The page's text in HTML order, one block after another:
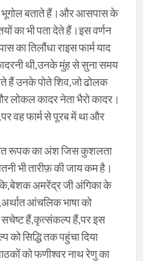
भूगोल बताते हैं।और आसपास के
का भी पता देते हैं।इस वर्णन
का तिलौंधा राइस फार्म याद
थी,उनके मुंह से सुना समय
हैं उनके पोते शिव,जो ढोलक
लोकल कादर नेता भैरो कादर।
वह फार्म से पूरब में था और
रूपक का अंश जिस कुशलता
भी तारीफ़ की जाय कम है।
अमरेंद्र जी अंगिका के
आंचलिक भाषा को
सचेष्ट हैं,कृत्संकल्प हैं,पर इस
को सिद्धि तक पहुंचा दिया
को फणीश्वर नाथ रेणु का